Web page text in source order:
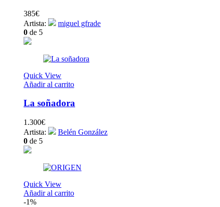
385€
Artista:
miguel gfrade
0 de 5
Quick View
Añadir al carrito
La soñadora
1.300€
Artista:
Belén González
0 de 5
Quick View
Añadir al carrito
-1%